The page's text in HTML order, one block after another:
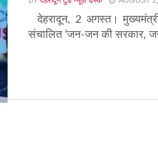
देहरादून, 2 अगस्त।
संचालित ‘जन-जन की सरकार,